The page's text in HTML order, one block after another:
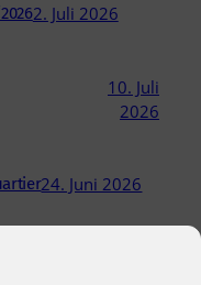
2. Juli 2026
10. Juli
2026
24. Juni 2026